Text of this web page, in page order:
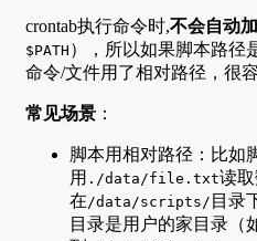
crontab执行命令时,不会自动
$PATH ），所以如果脚本路径
命令/文件用了相对路径，很容
常见场景 ：
脚本用相对路径：比如
用 ./data/file.txt读
在 /data/scripts/ 目录
目录是用户的家目录（